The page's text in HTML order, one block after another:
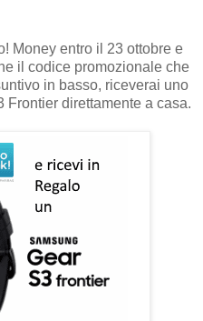
Money entro il 23 ottobre e
il codice promozionale che
in basso, riceverai uno
Frontier direttamente a casa.